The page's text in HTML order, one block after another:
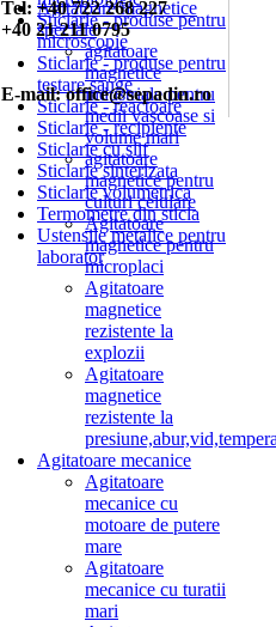
Agitatoare magnetice
speciale
agitatoare
magnetice
industriale pentru
medii vascoase si
volume mari
agitatoare
magnetice pentru
culturi celulare
Agitatoare
magnetice pentru
microplaci
Agitatoare
magnetice
rezistente la
explozii
Agitatoare
magnetice
rezistente la
Agitatoare mecanice
Agitatoare
mecanice cu
motoare de putere
mare
Agitatoare
mecanice cu turatii
mari
Sticlarie - produse pentru
microscopie
Sticlarie - produse pentru
testare sange
Sticlarie - reactoare
Sticlarie - recipiente
Sticlarie cu slif
Sticlarie sinterizata
Sticlarie volumetrica
Termometre din sticla
Ustensile metalice pentru
laborator
Tel: +40 722 268 227
+40 21 211 0795
E-mail: office@sepadin.ro